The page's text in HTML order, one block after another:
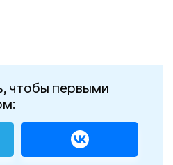
чтобы первыми